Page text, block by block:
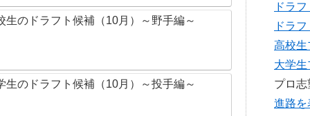
生のドラフト候補（10月）～野手編～
生のドラフト候補（10月）～投手編～
ドラ
ドラ
高校生
大学
プロ
進路を